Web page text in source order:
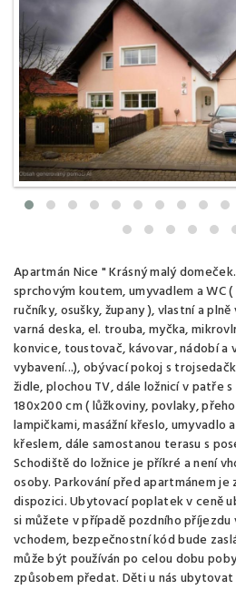
Apartmán Nice " Krásný malý
sprchovým koutem, umyvadlem a
ručníky, osušky, župany ), vlastní a
varná deska, el. trouba, myčka,
konvice, toustovač, kávovar, nádobí a
vybavení...), obývací pokoj s
židle, plochou TV, dále ložnicí v patře
180x200 cm ( lůžkoviny, povlaky,
lampičkami, masážní křeslo,
křeslem, dále samostanou terasu s
Schodiště do ložnice je příkré a není
osoby. Parkování před apartmánem je
dispozici. Ubytovací poplatek v ceně
si můžete v případě pozdního
vchodem, bezpečnostní kód bude
může být používán po celou dobu
způsobem předat. Děti u nás ubytovat